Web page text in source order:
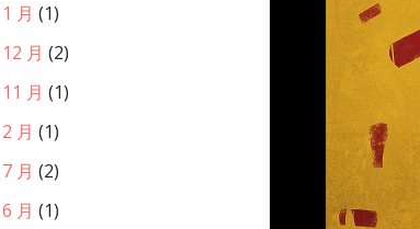
月 (1)
月 (2)
月 (1)
月 (1)
月 (2)
月 (1)